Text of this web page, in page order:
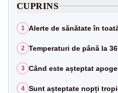
CUPRINS
1 Alerte de sănătate în
2 Temperaturi de până la
3 Când este așteptat
4 Sunt așteptate nopți